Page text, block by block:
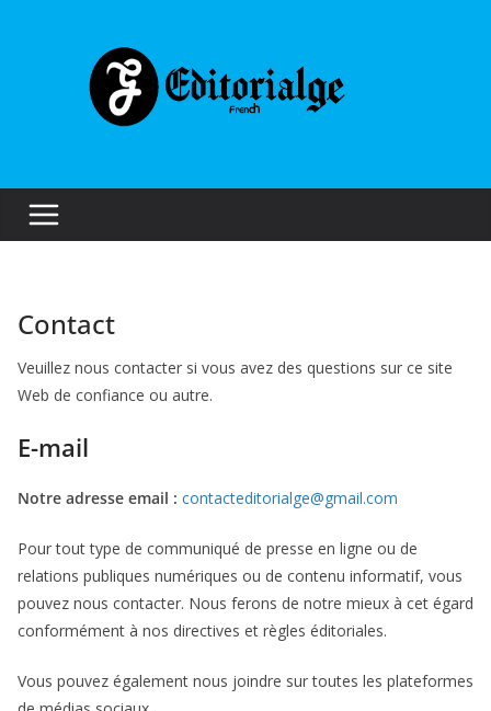
Contact
Veuillez nous contacter si vous avez des questions sur ce site
Web de confiance ou autre.
E-mail
Notre adresse email : contacteditorialge@gmail.com
Pour tout type de communiqué de presse en ligne ou de
relations publiques numériques ou de contenu informatif, vous
pouvez nous contacter. Nous ferons de notre mieux à cet égard
conformément à nos directives et règles éditoriales.
Vous pouvez également nous joindre sur toutes les plateformes